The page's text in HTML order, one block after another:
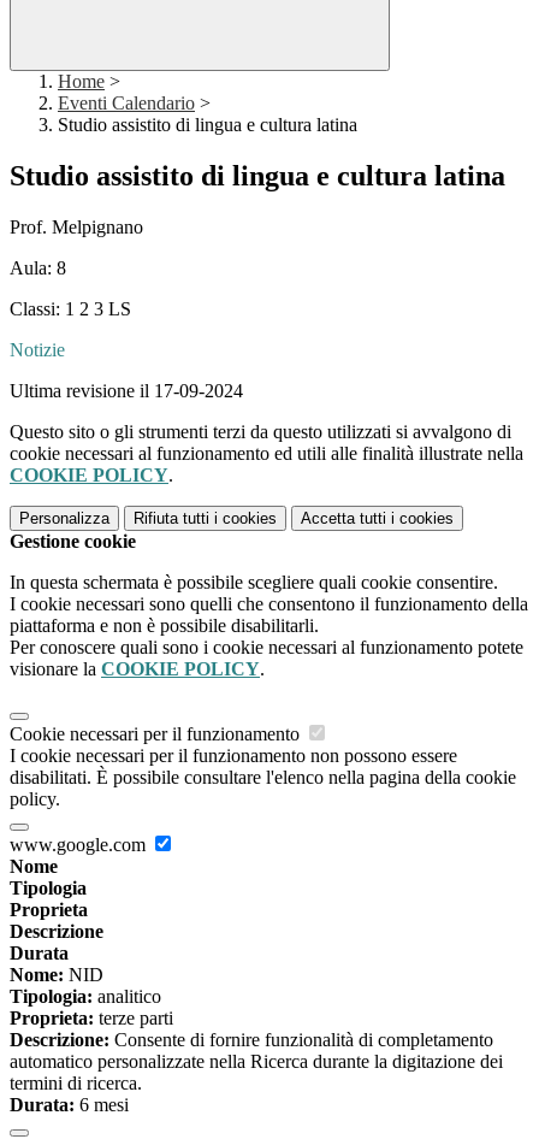
Home >
Eventi Calendario >
Studio assistito di lingua e cultura latina
Studio assistito di lingua e cultura latina
Prof. Melpignano
Aula: 8
Classi: 1 2 3 LS
Notizie
Ultima revisione il 17-09-2024
Questo sito o gli strumenti terzi da questo utilizzati si avvalgono di
cookie necessari al funzionamento ed utili alle finalità illustrate nella
COOKIE POLICY.
Personalizza Rifiuta tutti i cookies Accetta tutti i cookies
Gestione cookie
In questa schermata è possibile scegliere quali cookie consentire.
I cookie necessari sono quelli che consentono il funzionamento della
piattaforma e non è possibile disabilitarli.
Per conoscere quali sono i cookie necessari al funzionamento potete
visionare la COOKIE POLICY.
Cookie necessari per il funzionamento
I cookie necessari per il funzionamento non possono essere
disabilitati. È possibile consultare l'elenco nella pagina della cookie
policy.
www.google.com
Nome
Tipologia
Proprieta
Descrizione
Durata
Nome: NID
Tipologia: analitico
Proprieta: terze parti
Descrizione: Consente di fornire funzionalità di completamento
automatico personalizzate nella Ricerca durante la digitazione dei
termini di ricerca.
Durata: 6 mesi